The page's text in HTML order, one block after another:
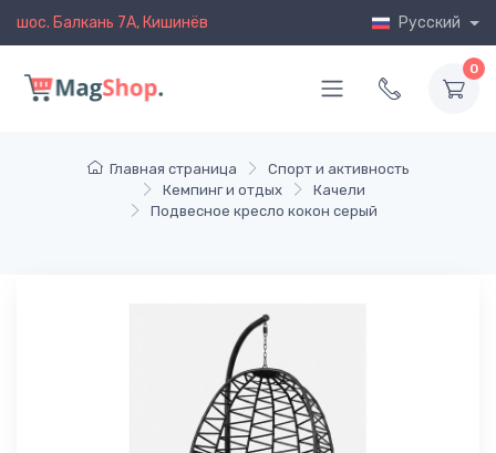
шос. Балкань 7A, Кишинёв Русский
0
Главная страница
Спорт и активность
Кемпинг и отдых
Качели
Подвесное кресло кокон серый